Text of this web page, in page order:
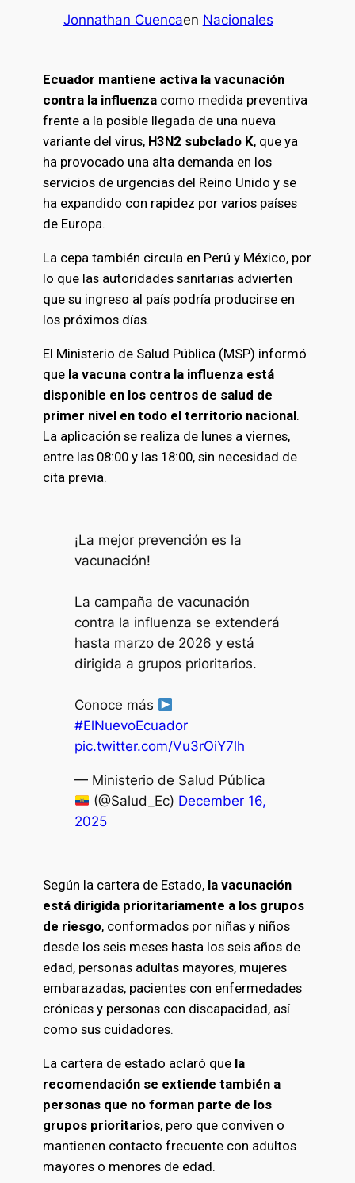
Jonnathan Cuencaen Nacionales
Ecuador mantiene activa la vacunación
contra la influenzacomo medida preventiva
frente a la posible llegada de una nueva
variante del virus, H3N2 subclado K, que ya
ha provocado una alta demanda en los
servicios de urgencias del Reino Unido y se
ha expandido con rapidez por varios países
de Europa.
La cepa también circula en Perú y México, por
lo que las autoridades sanitarias advierten
que su ingreso al país podría producirse en
los próximos días.
El Ministerio de Salud Pública (MSP) informó
que la vacuna contra la influenza está
disponible en los centros de salud de
primer nivel en todo el territorio nacional.
La aplicación se realiza de lunes a viernes,
entre las 08:00 y las 18:00, sin necesidad de
cita previa.
¡La mejor prevención es la
vacunación!
La campaña de vacunación
contra la influenza se extenderá
hasta marzo de 2026 y está
dirigida a grupos prioritarios.
Conoce más
#ElNuevoEcuador
pic.twitter.com/Vu3rOiY7lh
— Ministerio de Salud Pública
(@Salud_Ec) December 16,
2025
Según la cartera de Estado, la vacunación
está dirigida prioritariamente a los grupos
de riesgo, conformados por niñas y niños
desde los seis meses hasta los seis años de
edad, personas adultas mayores, mujeres
embarazadas, pacientes con enfermedades
crónicas y personas con discapacidad, así
como sus cuidadores.
La cartera de estado aclaró que la
recomendación se extiende también a
personas que no forman parte de los
grupos prioritarios, pero que conviven o
mantienen contacto frecuente con adultos
mayores o menores de edad.